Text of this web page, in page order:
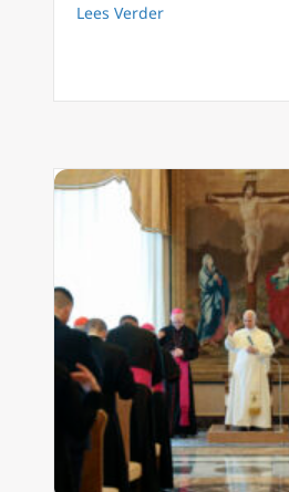
Lees Verderabout Paus